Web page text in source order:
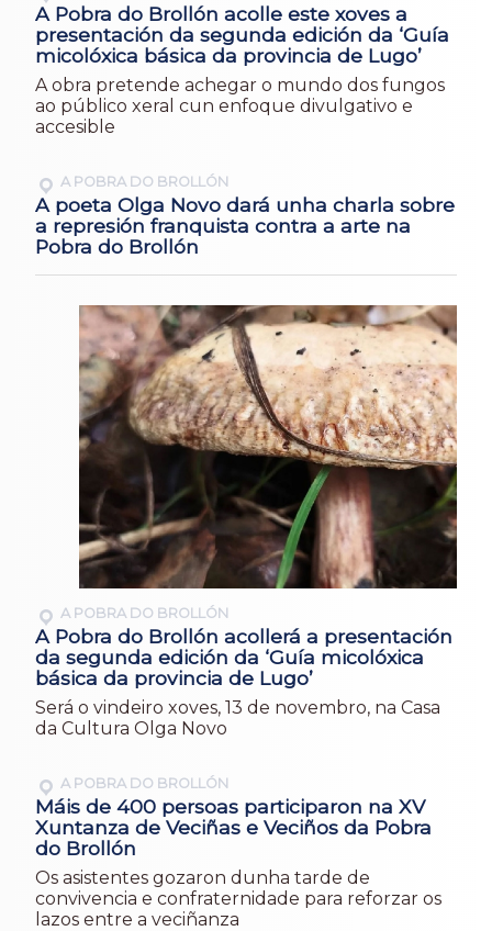
A Pobra do Brollón acolle este xoves a
presentación da segunda edición da ‘Guía
micolóxica básica da provincia de Lugo’
A obra pretende achegar o mundo dos fungos
ao público xeral cun enfoque divulgativo e
accesible
A POBRA DO BROLLÓN
A poeta Olga Novo dará unha charla sobre
a represión franquista contra a arte na
Pobra do Brollón
A POBRA DO BROLLÓN
A Pobra do Brollón acollerá a presentación
da segunda edición da ‘Guía micolóxica
básica da provincia de Lugo’
Será o vindeiro xoves, 13 de novembro, na Casa
da Cultura Olga Novo
A POBRA DO BROLLÓN
Máis de 400 persoas participaron na XV
Xuntanza de Veciñas e Veciños da Pobra
do Brollón
Os asistentes gozaron dunha tarde de
convivencia e confraternidade para reforzar os
lazos entre a veciñanza